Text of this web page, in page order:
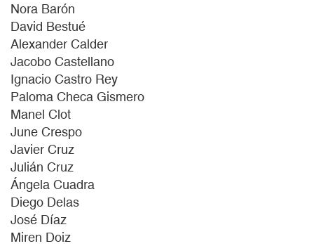
Nora Barón
David Bestué
Alexander Calder
Jacobo Castellano
Ignacio Castro Rey
Paloma Checa Gismero
Manel Clot
June Crespo
Javier Cruz
Julián Cruz
Ángela Cuadra
Diego Delas
José Díaz
Miren Doiz